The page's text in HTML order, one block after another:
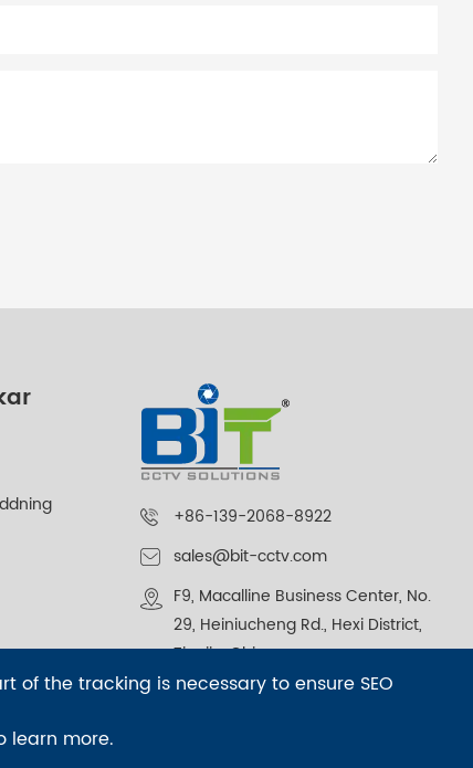
+86-139-2068-8922
sales@bit-cctv.com
F9, Macalline Business Center, No.
29, Heiniucheng Rd., Hexi District,
Tianjin, China
of the tracking is necessary to ensure SEO
learn more.